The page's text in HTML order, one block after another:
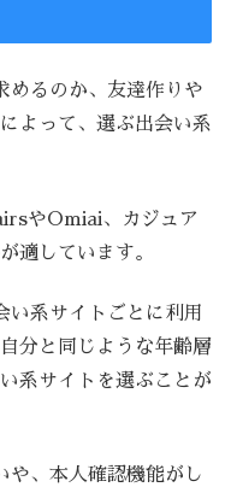
めるのか、友達作りや
よって、選ぶ出会い系
やOmiai、カジュア
適しています。
い系サイトごとに利用
分と同じような年齢層
系サイトを選ぶことが
や、本人確認機能がし